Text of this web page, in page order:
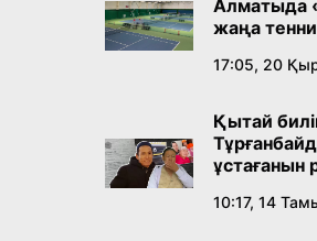
Алматыда
жаңа
17:05, 20
Қытай
ұстағанын
10:17, 14